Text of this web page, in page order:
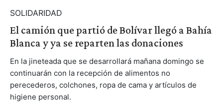
SOLIDARIDAD
El camión que partió de Bolívar llegó a Bahía
Blanca y ya se reparten las donaciones
En la jineteada que se desarrollará mañana domingo se
continuarán con la recepción de alimentos no
perecederos, colchones, ropa de cama y artículos de
higiene personal.